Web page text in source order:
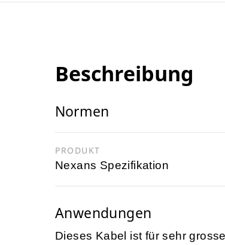
Beschreibung
Normen
PRODUKT
Nexans Spezifikation
Anwendungen
Dieses Kabel ist für sehr